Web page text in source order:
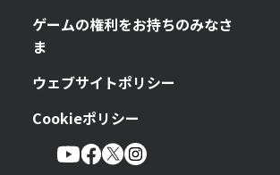
ゲームの権利をお持ちのみなさ
ま
ウェブサイトポリシー
Cookieポリシー